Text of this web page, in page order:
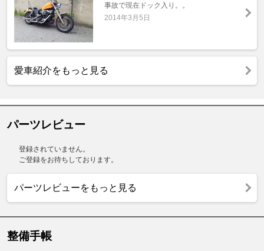
事故で現在ドック入り。。
2014年3月5日
愛車紹介をもっと見る
パーツレビュー
登録されていません。
ご登録をお待ちしております。
パーツレビューをもっと見る
整備手帳